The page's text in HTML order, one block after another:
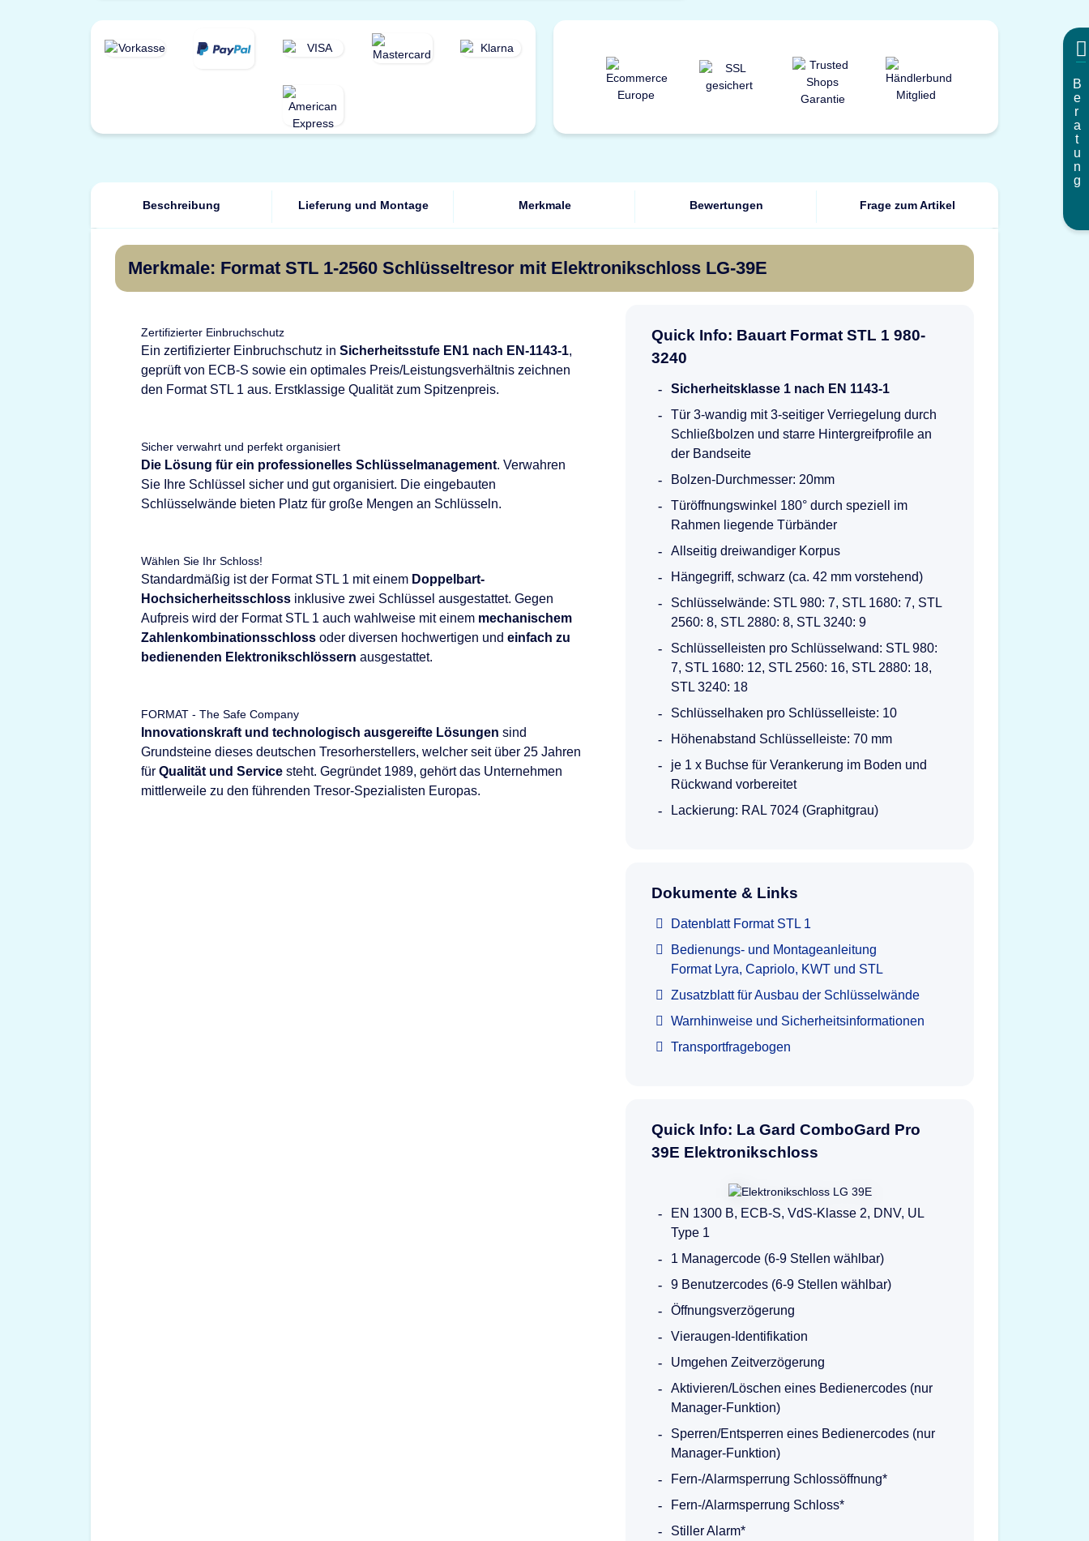
Beschreibung Lieferung und Montage Merkmale Bewertungen Frage zum Artikel
Merkmale: Format STL 1-2560 Schlüsseltresor mit Elektronikschloss LG-39E
Zertifizierter Einbruchschutz
Ein zertifizierter Einbruchschutz in Sicherheitsstufe EN1 nach EN-1143-1,
geprüft von ECB-S sowie ein optimales Preis/Leistungsverhältnis zeichnen
den Format STL 1 aus. Erstklassige Qualität zum Spitzenpreis.
Sicher verwahrt und perfekt organisiert
Die Lösung für ein professionelles Schlüsselmanagement. Verwahren
Sie Ihre Schlüssel sicher und gut organisiert. Die eingebauten
Schlüsselwände bieten Platz für große Mengen an Schlüsseln.
Wählen Sie Ihr Schloss!
Standardmäßig ist der Format STL 1 mit einem Doppelbart-
Hochsicherheitsschloss inklusive zwei Schlüssel ausgestattet. Gegen
Aufpreis wird der Format STL 1 auch wahlweise mit einem mechanischem
Zahlenkombinationsschloss oder diversen hochwertigen und einfach zu
bedienenden Elektronikschlössern ausgestattet.
FORMAT - The Safe Company
Innovationskraft und technologisch ausgereifte Lösungen sind
Grundsteine dieses deutschen Tresorherstellers, welcher seit über 25 Jahren
für Qualität und Service steht. Gegründet 1989, gehört das Unternehmen
mittlerweile zu den führenden Tresor-Spezialisten Europas.
Quick Info: Bauart Format STL 1 980-
3240
Sicherheitsklasse 1 nach EN 1143-1
Tür 3-wandig mit 3-seitiger Verriegelung durch
Schließbolzen und starre Hintergreifprofile an
der Bandseite
Bolzen-Durchmesser: 20mm
Türöffnungswinkel 180° durch speziell im
Rahmen liegende Türbänder
Allseitig dreiwandiger Korpus
Hängegriff, schwarz (ca. 42 mm vorstehend)
Schlüsselwände: STL 980: 7, STL 1680: 7, STL
2560: 8, STL 2880: 8, STL 3240: 9
Schlüsselleisten pro Schlüsselwand: STL 980:
7, STL 1680: 12, STL 2560: 16, STL 2880: 18,
STL 3240: 18
Schlüsselhaken pro Schlüsselleiste: 10
Höhenabstand Schlüsselleiste: 70 mm
je 1 x Buchse für Verankerung im Boden und
Rückwand vorbereitet
Lackierung: RAL 7024 (Graphitgrau)
Dokumente & Links
Datenblatt Format STL 1
Bedienungs- und Montageanleitung
Format Lyra, Capriolo, KWT und STL
Zusatzblatt für Ausbau der Schlüsselwände
Warnhinweise und Sicherheitsinformationen
Transportfragebogen
Quick Info: La Gard ComboGard Pro
39E Elektronikschloss
EN 1300 B, ECB-S, VdS-Klasse 2, DNV, UL
Type 1
1 Managercode (6-9 Stellen wählbar)
9 Benutzercodes (6-9 Stellen wählbar)
Öffnungsverzögerung
Vieraugen-Identifikation
Umgehen Zeitverzögerung
Aktivieren/Löschen eines Bedienercodes (nur
Manager-Funktion)
Sperren/Entsperren eines Bedienercodes (nur
Manager-Funktion)
Fern-/Alarmsperrung Schlossöffnung*
Fern-/Alarmsperrung Schloss*
Stiller Alarm*
Beratung